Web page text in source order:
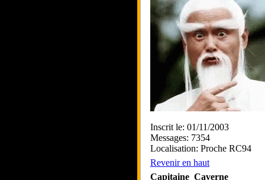
Inscrit le: 01/11/2003
Messages: 7354
Localisation: Proche RC94
Revenir en haut
Capitaine_Caverne